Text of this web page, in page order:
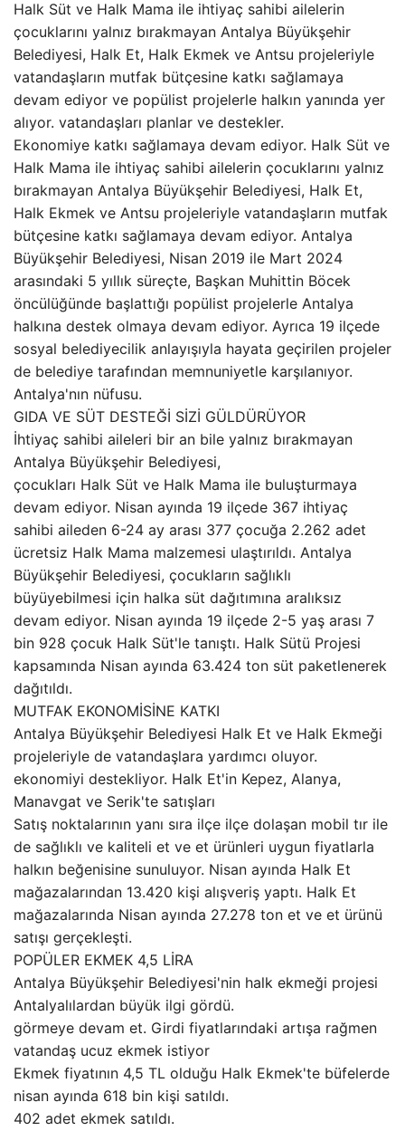
Halk Süt ve Halk Mama ile ihtiyaç sahibi ailelerin
çocuklarını yalnız bırakmayan Antalya Büyükşehir
Belediyesi, Halk Et, Halk Ekmek ve Antsu projeleriyle
vatandaşların mutfak bütçesine katkı sağlamaya
devam ediyor ve popülist projelerle halkın yanında yer
alıyor. vatandaşları planlar ve destekler.
Ekonomiye katkı sağlamaya devam ediyor. Halk Süt ve
Halk Mama ile ihtiyaç sahibi ailelerin çocuklarını yalnız
bırakmayan Antalya Büyükşehir Belediyesi, Halk Et,
Halk Ekmek ve Antsu projeleriyle vatandaşların mutfak
bütçesine katkı sağlamaya devam ediyor. Antalya
Büyükşehir Belediyesi, Nisan 2019 ile Mart 2024
arasındaki 5 yıllık süreçte, Başkan Muhittin Böcek
öncülüğünde başlattığı popülist projelerle Antalya
halkına destek olmaya devam ediyor. Ayrıca 19 ilçede
sosyal belediyecilik anlayışıyla hayata geçirilen projeler
de belediye tarafından memnuniyetle karşılanıyor.
Antalya'nın nüfusu.
GIDA VE SÜT DESTEĞİ SİZİ GÜLDÜRÜYOR
İhtiyaç sahibi aileleri bir an bile yalnız bırakmayan
Antalya Büyükşehir Belediyesi,
çocukları Halk Süt ve Halk Mama ile buluşturmaya
devam ediyor. Nisan ayında 19 ilçede 367 ihtiyaç
sahibi aileden 6-24 ay arası 377 çocuğa 2.262 adet
ücretsiz Halk Mama malzemesi ulaştırıldı. Antalya
Büyükşehir Belediyesi, çocukların sağlıklı
büyüyebilmesi için halka süt dağıtımına aralıksız
devam ediyor. Nisan ayında 19 ilçede 2-5 yaş arası 7
bin 928 çocuk Halk Süt'le tanıştı. Halk Sütü Projesi
kapsamında Nisan ayında 63.424 ton süt paketlenerek
dağıtıldı.
MUTFAK EKONOMİSİNE KATKI
Antalya Büyükşehir Belediyesi Halk Et ve Halk Ekmeği
projeleriyle de vatandaşlara yardımcı oluyor.
ekonomiyi destekliyor. Halk Et'in Kepez, Alanya,
Manavgat ve Serik'te satışları
Satış noktalarının yanı sıra ilçe ilçe dolaşan mobil tır ile
de sağlıklı ve kaliteli et ve et ürünleri uygun fiyatlarla
halkın beğenisine sunuluyor. Nisan ayında Halk Et
mağazalarından 13.420 kişi alışveriş yaptı. Halk Et
mağazalarında Nisan ayında 27.278 ton et ve et ürünü
satışı gerçekleşti.
POPÜLER EKMEK 4,5 LİRA
Antalya Büyükşehir Belediyesi'nin halk ekmeği projesi
Antalyalılardan büyük ilgi gördü.
görmeye devam et. Girdi fiyatlarındaki artışa rağmen
vatandaş ucuz ekmek istiyor
Ekmek fiyatının 4,5 TL olduğu Halk Ekmek'te büfelerde
nisan ayında 618 bin kişi satıldı.
402 adet ekmek satıldı.